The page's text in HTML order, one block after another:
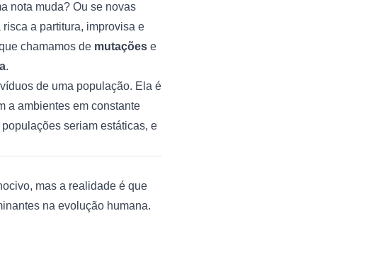
nota muda? Ou se novas
a partitura, improvisa e
chamamos de mutações e
.
de uma população. Ela é
a ambientes em constante
seriam estáticas, e
mas a realidade é que
na evolução humana.